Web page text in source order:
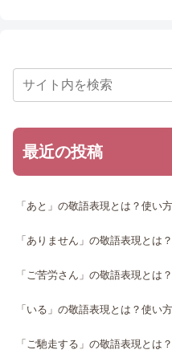
最近の投稿
「あと」の敬語表現とは？使い
「ありません」の敬語表現とは
「ご苦労さん」の敬語表現とは
「いる」の敬語表現とは？使い
「ご馳走する」の敬語表現とは